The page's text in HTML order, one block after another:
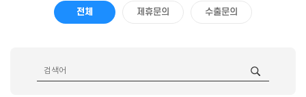
전체 제휴문의 수출문의